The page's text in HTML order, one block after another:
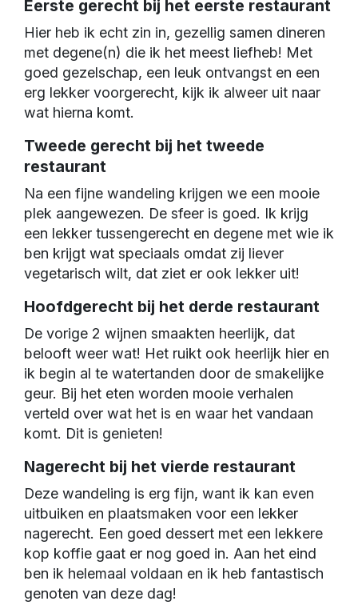
Eerste gerecht bij het eerste restaurant
Hier heb ik echt zin in, gezellig samen dineren
met degene(n) die ik het meest liefheb! Met
goed gezelschap, een leuk ontvangst en een
erg lekker voorgerecht, kijk ik alweer uit naar
wat hierna komt.
Tweede gerecht bij het tweede
restaurant
Na een fijne wandeling krijgen we een mooie
plek aangewezen. De sfeer is goed. Ik krijg
een lekker tussengerecht en degene met wie ik
ben krijgt wat speciaals omdat zij liever
vegetarisch wilt, dat ziet er ook lekker uit!
Hoofdgerecht bij het derde restaurant
De vorige 2 wijnen smaakten heerlijk, dat
belooft weer wat! Het ruikt ook heerlijk hier en
ik begin al te watertanden door de smakelijke
geur. Bij het eten worden mooie verhalen
verteld over wat het is en waar het vandaan
komt. Dit is genieten!
Nagerecht bij het vierde restaurant
Deze wandeling is erg fijn, want ik kan even
uitbuiken en plaatsmaken voor een lekker
nagerecht. Een goed dessert met een lekkere
kop koffie gaat er nog goed in. Aan het eind
ben ik helemaal voldaan en ik heb fantastisch
genoten van deze dag!